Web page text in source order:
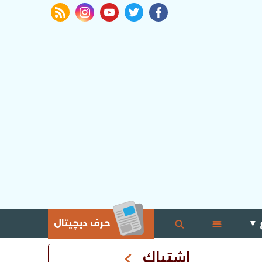
facebook
twitter
youtube
instagram
rss feed
▼ حرف ديچيتال
اشتباك